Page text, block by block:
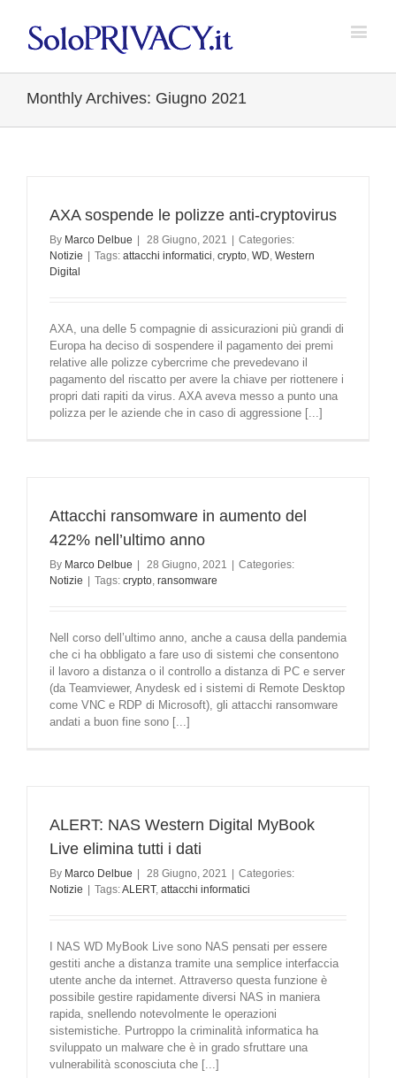
Monthly Archives: Giugno 2021
AXA sospende le polizze anti-cryptovirus
By Marco Delbue 28 Giugno, 2021
Categories:
Notizie
Tags: attacchi informatici, crypto, WD, Western
Digital
AXA, una delle 5 compagnie di assicurazioni più grandi di
Europa ha deciso di sospendere il pagamento dei premi
relative alle polizze cybercrime che prevedevano il
pagamento del riscatto per avere la chiave per riottenere i
propri dati rapiti da virus. AXA aveva messo a punto una
polizza per le aziende che in caso di aggressione [...]
Attacchi ransomware in aumento del
422% nell’ultimo anno
By Marco Delbue 28 Giugno, 2021
Categories:
Notizie
Tags: crypto, ransomware
Nell corso dell’ultimo anno, anche a causa della pandemia
che ci ha obbligato a fare uso di sistemi che consentono
il lavoro a distanza o il controllo a distanza di PC e server
(da Teamviewer, Anydesk ed i sistemi di Remote Desktop
come VNC e RDP di Microsoft), gli attacchi ransomware
andati a buon fine sono [...]
ALERT: NAS Western Digital MyBook
Live elimina tutti i dati
By Marco Delbue 28 Giugno, 2021
Categories:
Notizie
Tags:ALERT, attacchi informatici
I NAS WD MyBook Live sono NAS pensati per essere
gestiti anche a distanza tramite una semplice interfaccia
utente anche da internet. Attraverso questa funzione è
possibile gestire rapidamente diversi NAS in maniera
rapida, snellendo notevolmente le operazioni
sistemistiche. Purtroppo la criminalità informatica ha
sviluppato un malware che è in grado sfruttare una
vulnerabilità sconosciuta che [...]